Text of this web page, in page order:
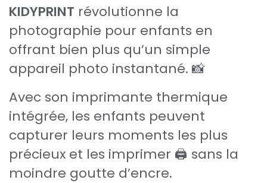
KIDYPRINT révolutionne la
photographie pour enfants en
offrant bien plus qu’un simple
appareil photo instantané. 📸
Avec son imprimante thermique
intégrée, les enfants peuvent
capturer leurs moments les plus
précieux et les imprimer 🖨️ sans la
moindre goutte d’encre.